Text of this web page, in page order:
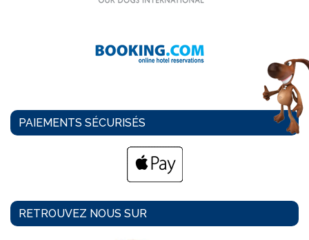
PAIEMENTS SÉCURISÉS
RETROUVEZ NOUS SUR